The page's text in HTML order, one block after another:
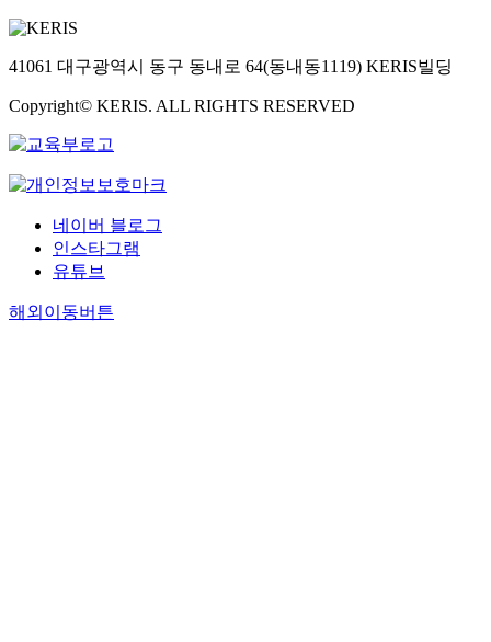
41061 대구광역시 동구 동내로 64(동내동1119) KERIS빌딩
Copyright© KERIS. ALL RIGHTS RESERVED
네이버 블로그
인스타그램
유튜브
해외이동버튼